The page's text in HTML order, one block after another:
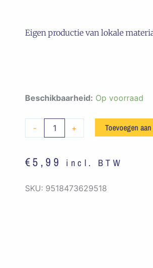
Eigen productie van lokale
Beschikbaarheid: Op voorraad
-
Embleem
Drinken
Blauw
Geel
+ Toevoegen
€5,99 incl. BTW
SKU: 9518473629518